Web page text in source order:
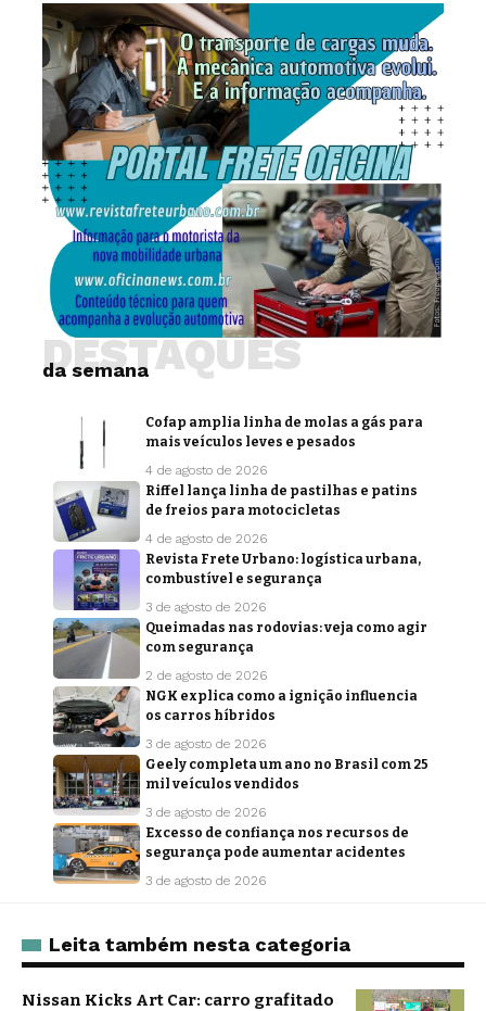
da semana
DESTAQUES
Cofap amplia linha de molas a gás para
mais veículos leves e pesados
4 de agosto de 2026
Riffel lança linha de pastilhas e patins
de freios para motocicletas
4 de agosto de 2026
Revista Frete Urbano: logística urbana,
combustível e segurança
3 de agosto de 2026
Queimadas nas rodovias: veja como agir
com segurança
2 de agosto de 2026
NGK explica como a ignição influencia
os carros híbridos
3 de agosto de 2026
Geely completa um ano no Brasil com 25
mil veículos vendidos
3 de agosto de 2026
Excesso de confiança nos recursos de
segurança pode aumentar acidentes
3 de agosto de 2026
Leita também nesta categoria
Nissan Kicks Art Car: carro grafitado